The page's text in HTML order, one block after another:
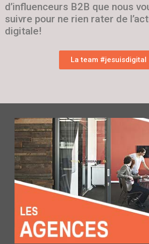
d’influenceurs B2B que nous
suivre pour ne rien rater de
digitale!
La team #jesuisdigital